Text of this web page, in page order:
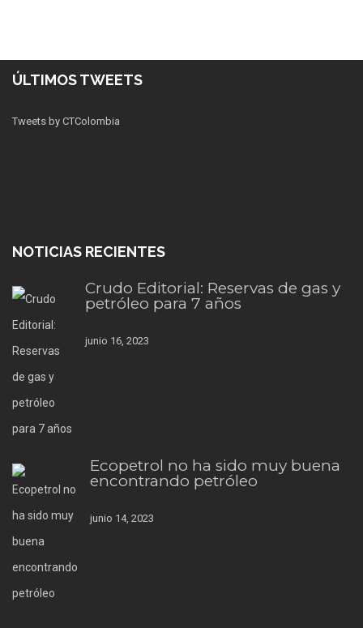
ÚLTIMOS TWEETS
Tweets by CTColombia
NOTICIAS RECIENTES
Crudo Editorial: Reservas de gas y
petróleo para 7 años
junio 16, 2023
Ecopetrol no ha sido muy buena
encontrando petróleo
junio 14, 2023